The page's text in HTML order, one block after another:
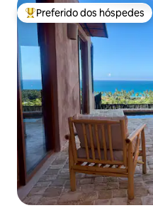
Entre os melhores
Preferido dos hóspedes